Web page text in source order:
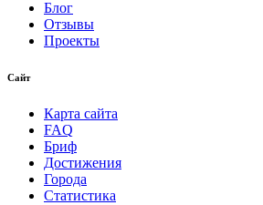
Блог
Отзывы
Проекты
Сайт
Карта сайта
FAQ
Бриф
Достижения
Города
Статистика